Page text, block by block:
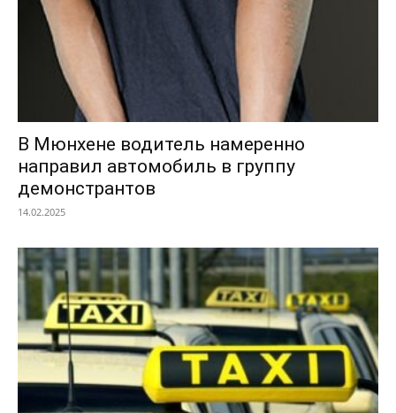
В Мюнхене водитель намеренно
направил автомобиль в группу
демонстрантов
14.02.2025